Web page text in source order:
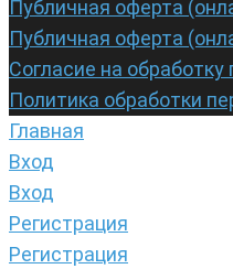
Публичная оферта
Публичная оферта
Согласие на
Политика обработки
Главная
Вход
Вход
Регистрация
Регистрация